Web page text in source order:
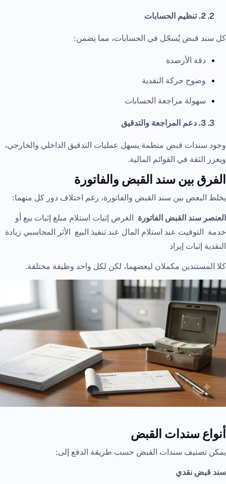
2. تنظيم الحسابات
كل سند قبض يُسجّل في الحسابات، مما يضمن:
دقة الأرصدة
وضوح حركة النقدية
سهولة مراجعة الحسابات
3. دعم المراجعة والتدقيق
وجود سندات قبض منظمة يسهل عمليات التدقيق الداخلي والخارجي،
ويعزز الثقة في القوائم المالية.
الفرق بين سند القبض والفاتورة
يخلط البعض بين سند القبض والفاتورة، رغم اختلاف دور كل منهما:
العنصر سند القبض الفاتورة الغرض إثبات استلام مبلغ إثبات بيع أو
خدمة التوقيت عند استلام المال عند تنفيذ البيع الأثر المحاسبي زيادة
النقدية إثبات إيراد
كلا المستندين مكملان لبعضهما، لكن لكل واحد وظيفة مختلفة.
أنواع سندات القبض
يمكن تصنيف سندات القبض حسب طريقة الدفع إلى:
سند قبض نقدي